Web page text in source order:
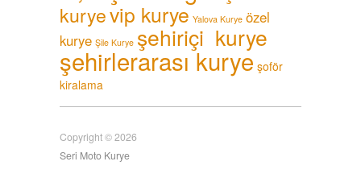
kuryevip kurye Yalova Kurye özel
kurye Şile Kurye şehiriçi kurye
şehirlerarası kurye şoför
kiralama
Copyright © 2026
Seri Moto Kurye